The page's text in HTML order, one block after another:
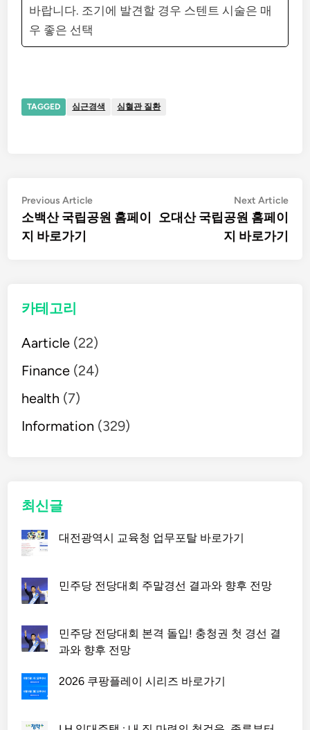
바랍니다. 조기에 발견할 경우 스텐트 시술은 매
우 좋은 선택
TAGGED 심근경색 심혈관 질환
글
탐
Previous ArticlePrevious
article:
소백산 국립공원 홈페이
지 바로가기
Next Article
오대산 국립공원 홈페이
지 바로가기
카테고리
Aarticle (22)
Finance (24)
health (7)
Information (329)
최신글
대전광역시 교육청 업무포탈 바로가기
민주당 전당대회 주말경선 결과와 향후 전망
민주당 전당대회 본격 돌입! 충청권 첫 경선 결
과와 향후 전망
2026 쿠팡플레이 시리즈 바로가기